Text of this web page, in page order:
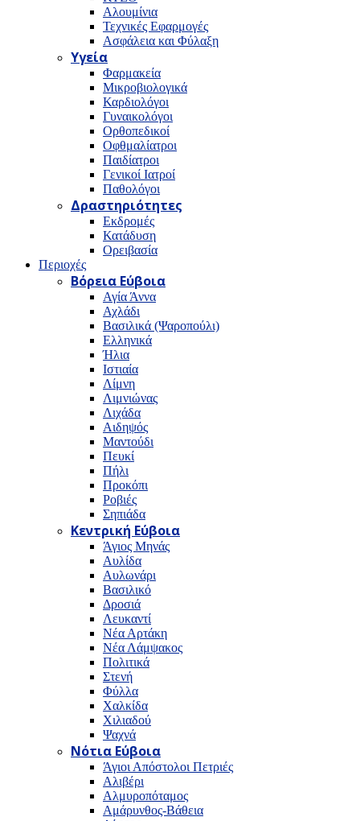
Αλουμίνια
Τεχνικές Εφαρμογές
Ασφάλεια και Φύλαξη
Υγεία
Φαρμακεία
Μικροβιολογικά
Καρδιολόγοι
Γυναικολόγοι
Ορθοπεδικοί
Οφθμαλίατροι
Παιδίατροι
Γενικοί Ιατροί
Παθολόγοι
Δραστηριότητες
Εκδρομές
Κατάδυση
Ορειβασία
Περιοχές
Βόρεια Εύβοια
Αγία Άννα
Αχλάδι
Βασιλικά (Ψαροπούλι)
Ελληνικά
Ήλια
Ιστιαία
Λίμνη
Λιμνιώνας
Λιχάδα
Αιδηψός
Μαντούδι
Πευκί
Πήλι
Προκόπι
Ροβιές
Σηπιάδα
Κεντρική Εύβοια
Άγιος Μηνάς
Αυλίδα
Αυλωνάρι
Βασιλικό
Δροσιά
Λευκαντί
Νέα Αρτάκη
Νέα Λάμψακος
Πολιτικά
Στενή
Φύλλα
Χαλκίδα
Χιλιαδού
Ψαχνά
Νότια Εύβοια
Άγιοι Απόστολοι Πετριές
Αλιβέρι
Αλμυροπόταμος
Αμάρυνθος-Βάθεια